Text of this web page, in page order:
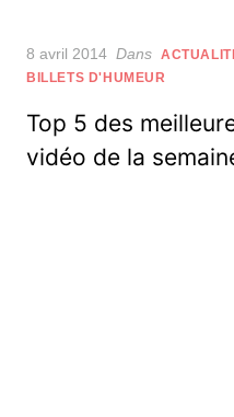
Posted
on
8 avril 2014 Dans
BILLETS D'HUMEUR
Top 5 des
vidéo de la